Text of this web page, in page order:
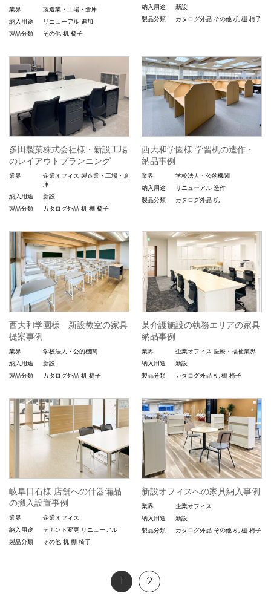
業界
製造業・工場・倉庫
納入用途
リニューアル 追加
製品分類
その他 机 椅子
納入用途
新設
製品分類
カタログ外品 その他 机 棚 椅子
多田製菓株式会社様・新設工場
のレイアウトプランニング
業界 企業オフィス 製造業・工場・倉
庫
納入用途
新設
製品分類
カタログ外品 机 棚 椅子
西大和学園様 学習机の造作・
納品事例
業界
学校法人・公的機関
納入用途
リニューアル 造作
製品分類
カタログ外品 机
西大和学園様 新設教室の家具
提案事例
業界
学校法人・公的機関
納入用途
新設
製品分類
カタログ外品 机 椅子
某介護施設の執務エリアの家具
納品事例
業界 企業オフィス 医療・福祉業界
納入用途
新設
製品分類
カタログ外品 机 棚 椅子
岐阜日石様 店舗への什器備品
の搬入設置事例
業界
企業オフィス
納入用途
テナント変更 リニューアル
製品分類
その他 机 棚 椅子
新設オフィスへの家具納入事例
業界
企業オフィス
納入用途
新設
製品分類
カタログ外品 その他 机 棚 椅子
1 2